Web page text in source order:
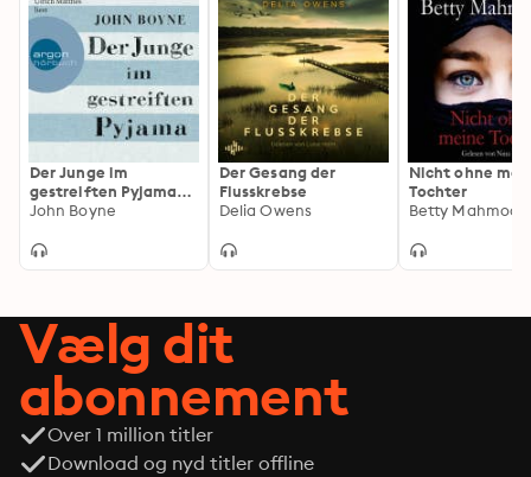
Der Junge im
gestreiften Pyjama
(ungekürzt)
John Boyne
Der Gesang der
Flusskrebse
Delia Owens
Nicht ohne
Tochter
Betty
Vælg dit
abonnement
Over 1 million titler
Download og nyd titler offline